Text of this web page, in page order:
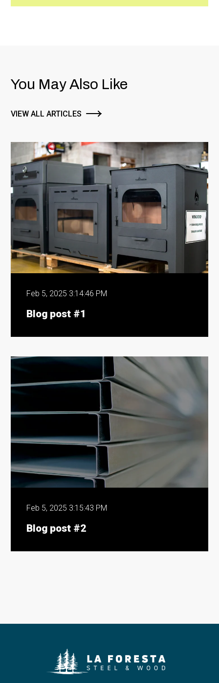
You May Also Like
VIEW ALL ARTICLES
Feb 5, 2025 3:14:46 PM
Blog post #1
Feb 5, 2025 3:15:43 PM
Blog post #2